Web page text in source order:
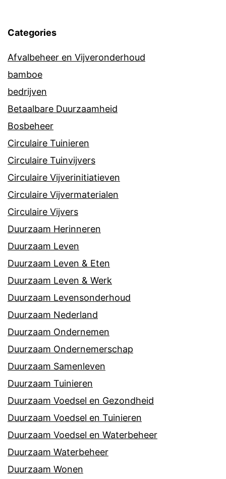
Categories
Afvalbeheer en Vijveronderhoud
bamboe
bedrijven
Betaalbare Duurzaamheid
Bosbeheer
Circulaire Tuinieren
Circulaire Tuinvijvers
Circulaire Vijverinitiatieven
Circulaire Vijvermaterialen
Circulaire Vijvers
Duurzaam Herinneren
Duurzaam Leven
Duurzaam Leven & Eten
Duurzaam Leven & Werk
Duurzaam Levensonderhoud
Duurzaam Nederland
Duurzaam Ondernemen
Duurzaam Ondernemerschap
Duurzaam Samenleven
Duurzaam Tuinieren
Duurzaam Voedsel en Gezondheid
Duurzaam Voedsel en Tuinieren
Duurzaam Voedsel en Waterbeheer
Duurzaam Waterbeheer
Duurzaam Wonen